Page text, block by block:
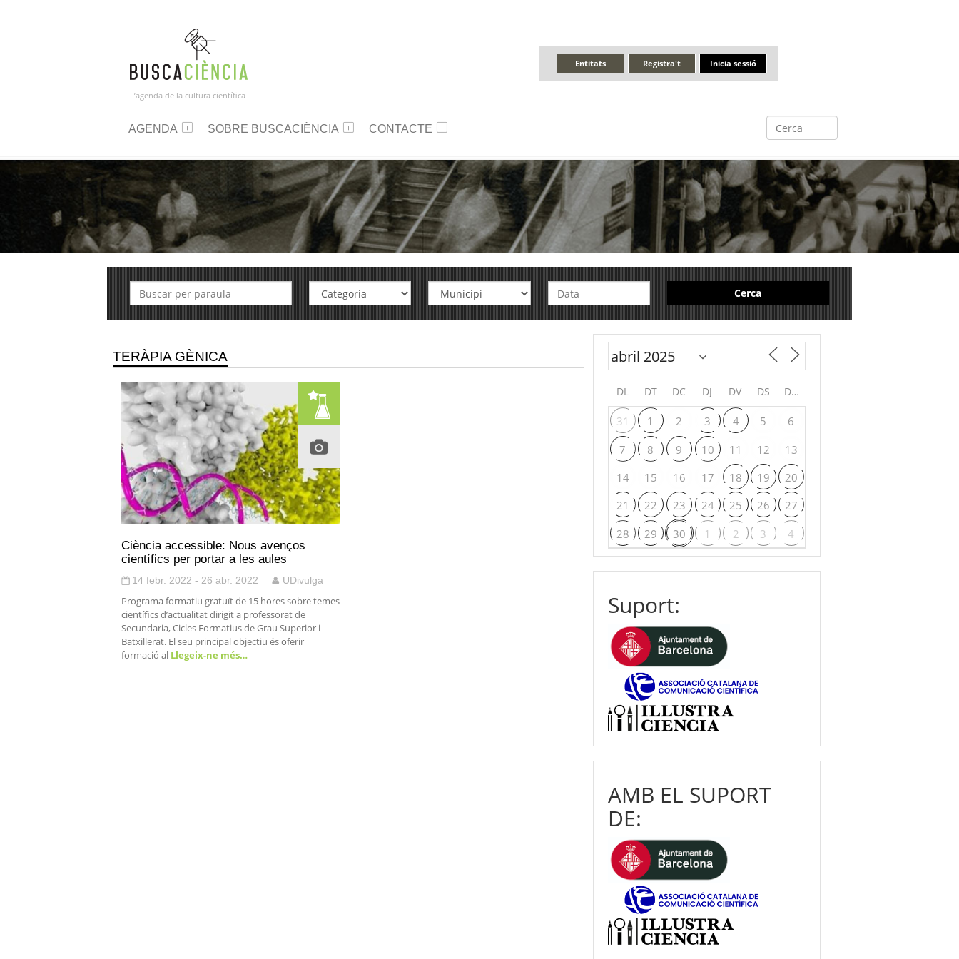
L’agenda de la cultura científica
Inicia sessió
Registra't
Entitats
AGENDA SOBRE BUSCACIÈNCIA CONTACTE
Cerca
TERÀPIA GÈNICA
Ciència accessible: Nous avenços
científics per portar a les aules
14 febr. 2022 - 26 abr. 2022 UDivulga
Programa formatiu gratuït de 15 hores sobre temes
científics d’actualitat dirigit a professorat de
Secundaria, Cicles Formatius de Grau Superior i
Batxillerat. El seu principal objectiu és oferir
formació al Llegeix-ne més…
DL DT DC DJ DV DS DG
31 1 2 3 4 5
6
7
8 9 10 11 12
13
14
15 16 17 18 19
20
21
22 23 24 25 26
27
28
29 30 1 2 3 4
Suport:
AMB EL SUPORT
DE: